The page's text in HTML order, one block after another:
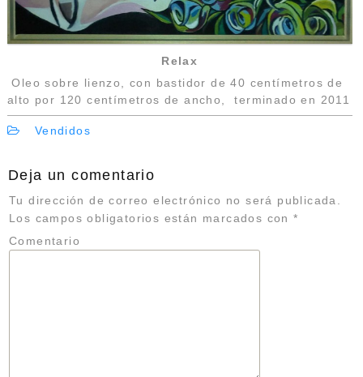
Relax
Oleo sobre lienzo, con bastidor de 40 centímetros de
alto por 120 centímetros de ancho, terminado en 2011
Vendidos
Deja un comentario
Tu dirección de correo electrónico no será publicada.
Los campos obligatorios están marcados con*
Comentario